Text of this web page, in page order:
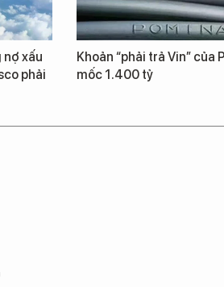
xấu
phải
Khoản “phải trả Vin” của
mốc 1.400 tỷ